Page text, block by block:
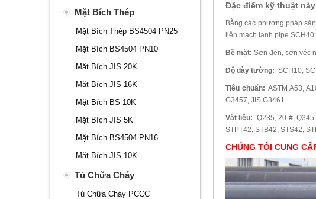
Mặt Bích Thép
Mặt Bích Thép BS4504 PN25
Mặt Bích BS4504 PN10
Mặt Bích JIS 20K
Mặt Bích JIS 16K
Mặt Bích BS 10K
Mặt Bích JIS 5K
Mặt Bích BS4504 PN16
Mặt Bích JIS 10K
Tủ Chữa Cháy
Tủ Chữa Cháy PCCC
Đặc điểm kỹ thuật
Bằng các phương pháp
liền mạch lạnh pipe.SCH40
Bề mặt: Sơn đen, sơn véc
Độ dày tường: SCH10,
Tiêu chuẩn: ASTM A53,
G3457, JIS G3461
Vật liệu: Q235, 20 #, Q345
STPT42, STB42, STS42,
CHÚNG TÔI CUNG